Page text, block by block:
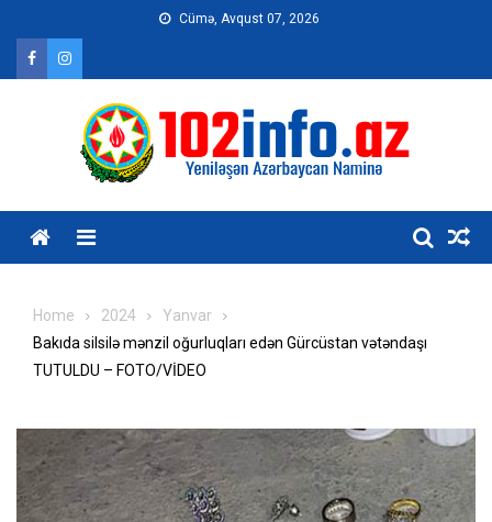
content
Cümə, Avqust 07, 2026
Home 2024
Yanvar
Bakıda silsilə mənzil oğurluqları edən Gürcüstan vətəndaşı
TUTULDU – FOTO/VİDEO